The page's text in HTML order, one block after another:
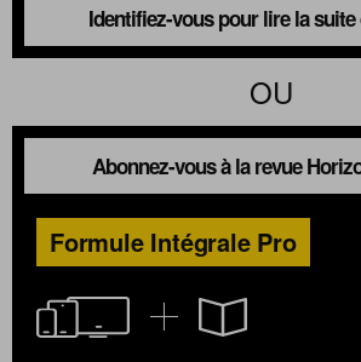
Identifiez-vous pour lire la
OU
Abonnez-vous à la revue
Formule Intégrale Pro